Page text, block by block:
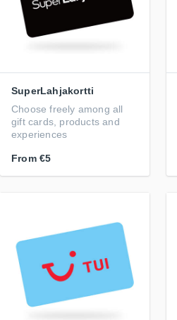
SuperLahjakortti
Choose freely among all
gift cards, products and
experiences
From €5